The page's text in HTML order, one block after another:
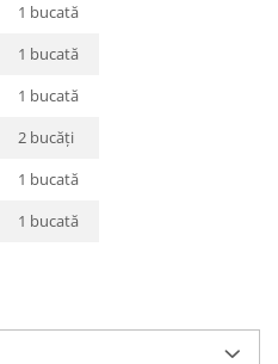
1 bucată
1 bucată
1 bucată
2 bucăți
1 bucată
1 bucată